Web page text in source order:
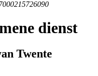
dienst
Twente